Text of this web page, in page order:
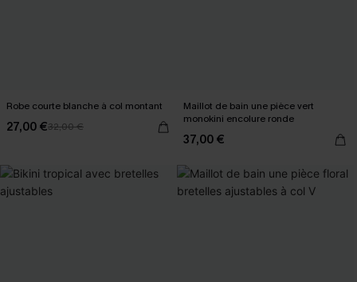
Robe courte blanche à col montant
27,00 €32,00 €
Maillot de bain une pièce vert
monokini encolure ronde
37,00 €